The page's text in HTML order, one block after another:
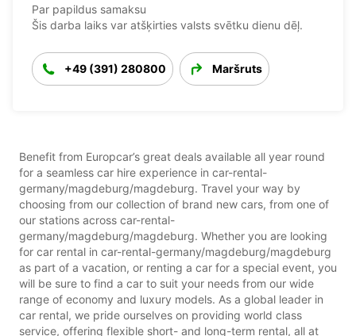
Par papildus samaksu
Šis darba laiks var atšķirties valsts svētku dienu dēļ.
+49 (391) 280800 Maršruts
Benefit from Europcar’s great deals available all year round
for a seamless car hire experience in car-rental-
germany/magdeburg/magdeburg. Travel your way by
choosing from our collection of brand new cars, from one of
our stations across car-rental-
germany/magdeburg/magdeburg. Whether you are looking
for car rental in car-rental-germany/magdeburg/magdeburg
as part of a vacation, or renting a car for a special event, you
will be sure to find a car to suit your needs from our wide
range of economy and luxury models. As a global leader in
car rental, we pride ourselves on providing world class
service, offering flexible short- and long-term rental, all at